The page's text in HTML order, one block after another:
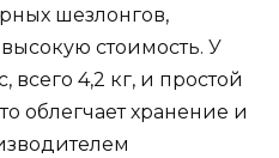
шезлонгов,
стоимость. У
4,2 кг, и простой
облегчает хранение и